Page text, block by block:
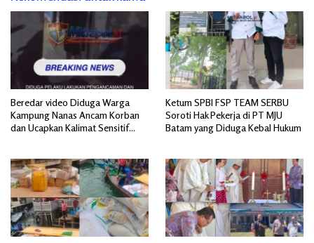
Beredar video Diduga Warga
Kampung Nanas Ancam Korban
dan Ucapkan Kalimat Sensitif
Ketum SPBI FSP TEAM SERBU
Soroti Hak Pekerja di PT MJU
Batam yang Diduga Kebal Hukum